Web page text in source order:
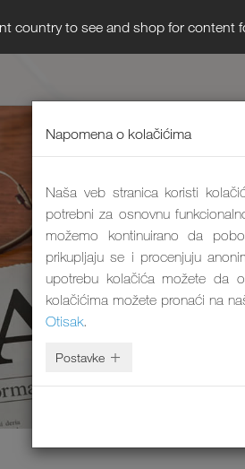
country to see and shop for content
Napomena o kolačićima
Naša veb stranica koristi
potrebni za osnovnu
možemo kontinuirano da
prikupljaju se i procenjuju
upotrebu kolačića možete da
kolačićima možete pronaći na
Otisak.
Postavke